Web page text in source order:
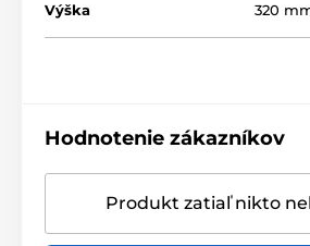
Výška 320
Hodnotenie zákazníkov
Produkt zatiaľ nikto